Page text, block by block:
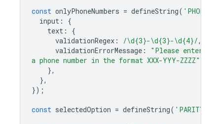
const onlyPhoneNumbers = defineString(
input :
{
text :
{
validationRegex : /\d{3}-\d{3}-\d{4}/,
validationErrorMessage :
"Please enter
a phone number in the format XXX-YYY-ZZZZ"
},
},
});
const selectedOption = defineString( 'PARITY'